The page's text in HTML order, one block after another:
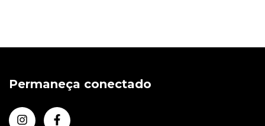
Permaneça conectado